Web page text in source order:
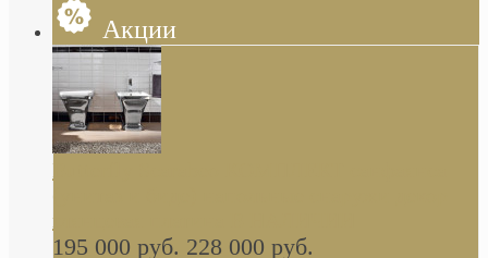
Акции
Butterfly Scarabeo КОМПЛЕКТ санфаянса
глянцевая платина В НАЛИЧИИ
195 000 руб. 228 000 руб.